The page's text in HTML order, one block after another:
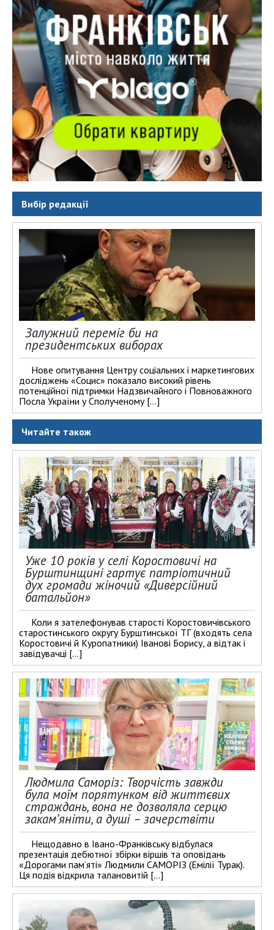
Вибір редакції
Залужний переміг би на
президентських виборах
Нове опитування Центру соціальних і маркетингових
досліджень «Социс» показало високий рівень
потенційної підтримки Надзвичайного і Повноважного
Посла України у Сполученому […]
Читайте також
Уже 10 років у селі Коростовичі на
Бурштинщині гартує патріотичний
дух громади жіночий «Диверсійний
батальйон»
Коли я зателефонував старості Коростовичівського
старостинського округу Бурштинської ТГ (входять села
Коростовичі й Куропатники) Іванові Борису, а відтак і
завідувачці […]
Людмила Саморіз: Творчість завжди
була моїм порятунком від життєвих
страждань, вона не дозволяла серцю
закам’яніти, а душі – зачерствіти
Нещодавно в Івано-Франківську відбулася
презентація дебютної збірки віршів та оповідань
«Дорогами пам’яті» Людмили САМОРІЗ (Емілії Турак).
Ця подія відкрила талановитій […]